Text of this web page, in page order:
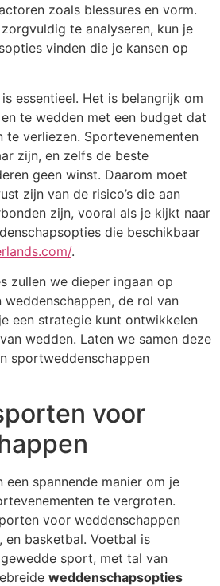
zoals blessures en vorm.
te analyseren, kun je
vinden die je kansen op
essentieel. Het is belangrijk om
te wedden met een budget dat
te verliezen. Sportevenementen
zijn, en zelfs de beste
geen winst. Daarom moet
zijn van de risico’s die aan
zijn, vooral als je kijkt naar
die beschikbaar
.
zullen we dieper ingaan op
de rol van
een strategie kunt ontwikkelen
wedden. Laten we samen deze
sportweddenschappen
voor
een spannende manier om je
te vergroten.
voor weddenschappen
en basketbal. Voetbal is
sport, met tal van
weddenschapsopties